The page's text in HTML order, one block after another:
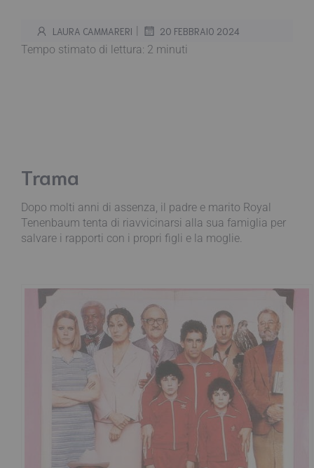
LAURA CAMMARERI | 20 FEBBRAIO 2024
Tempo stimato di lettura: 2 minuti
Trama
Dopo molti anni di assenza, il padre e marito Royal
Tenenbaum tenta di riavvicinarsi alla sua famiglia per
salvare i rapporti con i propri figli e la moglie.